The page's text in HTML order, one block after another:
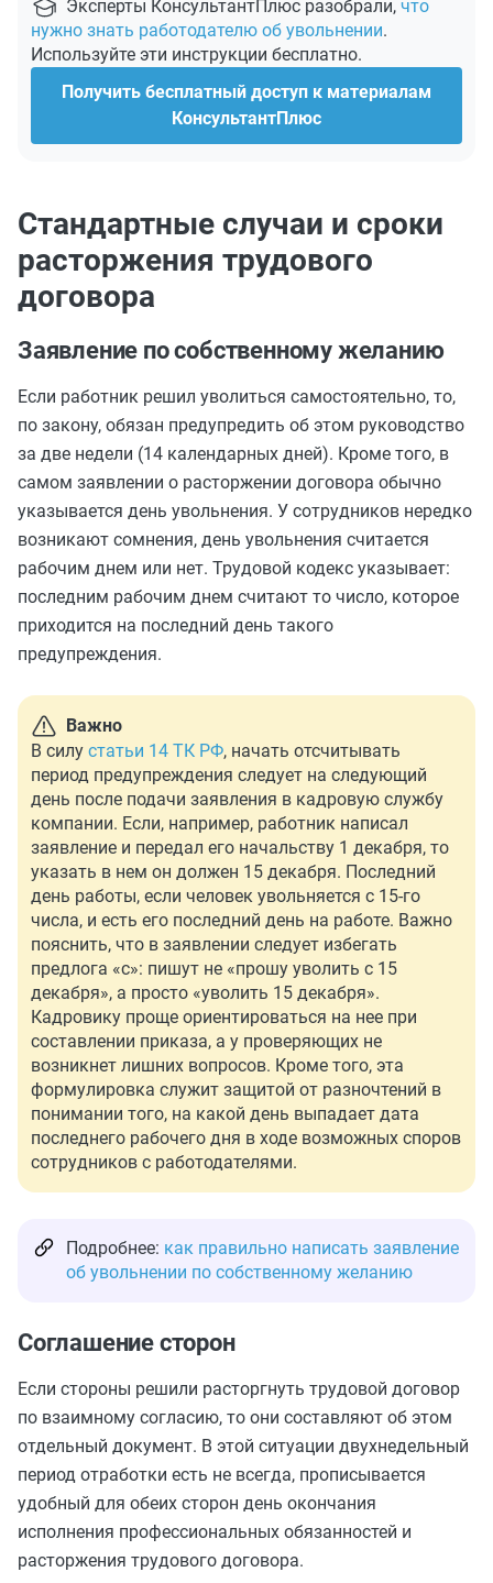
Эксперты КонсультантПлюс разобрали, что
нужно знать работодателю об увольнении.
Используйте эти инструкции бесплатно.
Получить бесплатный доступ к материалам
КонсультантПлюс
Стандартные случаи и сроки
расторжения трудового
договора
Заявление по собственному желанию
Если работник решил уволиться самостоятельно, то,
по закону, обязан предупредить об этом руководство
за две недели (14 календарных дней). Кроме того, в
самом заявлении о расторжении договора обычно
указывается день увольнения. У сотрудников нередко
возникают сомнения, день увольнения считается
рабочим днем или нет. Трудовой кодекс указывает:
последним рабочим днем считают то число, которое
приходится на последний день такого
предупреждения.
Важно
В силу статьи 14 ТК РФ, начать отсчитывать
период предупреждения следует на следующий
день после подачи заявления в кадровую службу
компании. Если, например, работник написал
заявление и передал его начальству 1 декабря, то
указать в нем он должен 15 декабря. Последний
день работы, если человек увольняется с 15-го
числа, и есть его последний день на работе. Важно
пояснить, что в заявлении следует избегать
предлога «с»: пишут не «прошу уволить с 15
декабря», а просто «уволить 15 декабря».
Кадровику проще ориентироваться на нее при
составлении приказа, а у проверяющих не
возникнет лишних вопросов. Кроме того, эта
формулировка служит защитой от разночтений в
понимании того, на какой день выпадает дата
последнего рабочего дня в ходе возможных споров
сотрудников с работодателями.
Подробнее: как правильно написать заявление
об увольнении по собственному желанию
Соглашение сторон
Если стороны решили расторгнуть трудовой договор
по взаимному согласию, то они составляют об этом
отдельный документ. В этой ситуации двухнедельный
период отработки есть не всегда, прописывается
удобный для обеих сторон день окончания
исполнения профессиональных обязанностей и
расторжения трудового договора.